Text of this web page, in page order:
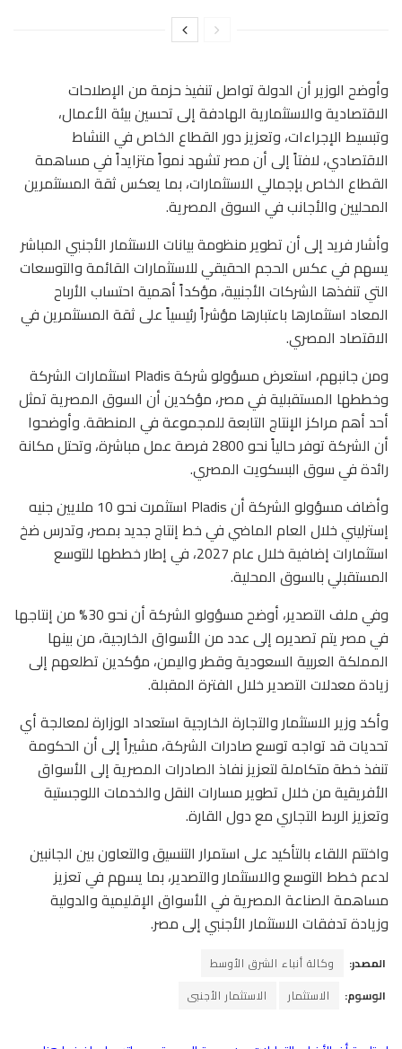
وأوضح الوزير أن الدولة تواصل تنفيذ حزمة من الإصلاحات
الاقتصادية والاستثمارية الهادفة إلى تحسين بيئة الأعمال،
وتبسيط الإجراءات، وتعزيز دور القطاع الخاص في النشاط
الاقتصادي، لافتاً إلى أن مصر تشهد نمواً متزايداً في مساهمة
القطاع الخاص بإجمالي الاستثمارات، بما يعكس ثقة المستثمرين
المحليين والأجانب في السوق المصرية.
وأشار فريد إلى أن تطوير منظومة بيانات الاستثمار الأجنبي المباشر
يسهم في عكس الحجم الحقيقي للاستثمارات القائمة والتوسعات
التي تنفذها الشركات الأجنبية، مؤكداً أهمية احتساب الأرباح
المعاد استثمارها باعتبارها مؤشراً رئيسياً على ثقة المستثمرين في
الاقتصاد المصري.
ومن جانبهم، استعرض مسؤولو شركة Pladis استثمارات الشركة
وخططها المستقبلية في مصر، مؤكدين أن السوق المصرية تمثل
أحد أهم مراكز الإنتاج التابعة للمجموعة في المنطقة. وأوضحوا
أن الشركة توفر حالياً نحو 2800 فرصة عمل مباشرة، وتحتل مكانة
رائدة في سوق البسكويت المصري.
وأضاف مسؤولو الشركة أن Pladis استثمرت نحو 10 ملايين جنيه
إسترليني خلال العام الماضي في خط إنتاج جديد بمصر، وتدرس ضخ
استثمارات إضافية خلال عام 2027، في إطار خططها للتوسع
المستقبلي بالسوق المحلية.
وفي ملف التصدير، أوضح مسؤولو الشركة أن نحو 30% من إنتاجها
في مصر يتم تصديره إلى عدد من الأسواق الخارجية، من بينها
المملكة العربية السعودية وقطر واليمن، مؤكدين تطلعهم إلى
زيادة معدلات التصدير خلال الفترة المقبلة.
وأكد وزير الاستثمار والتجارة الخارجية استعداد الوزارة لمعالجة أي
تحديات قد تواجه توسع صادرات الشركة، مشيراً إلى أن الحكومة
تنفذ خطة متكاملة لتعزيز نفاذ الصادرات المصرية إلى الأسواق
الأفريقية من خلال تطوير مسارات النقل والخدمات اللوجستية
وتعزيز الربط التجاري مع دول القارة.
واختتم اللقاء بالتأكيد على استمرار التنسيق والتعاون بين الجانبين
لدعم خطط التوسع والاستثمار والتصدير، بما يسهم في تعزيز
مساهمة الصناعة المصرية في الأسواق الإقليمية والدولية
وزيادة تدفقات الاستثمار الأجنبي إلى مصر.
المصدر:
وكالة أنباء الشرق الأوسط
الوسوم:
الاستثمار الاستثمار الأجنبى